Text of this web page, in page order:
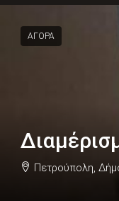
ΑΓΟΡΑ
Πετρούπολη,